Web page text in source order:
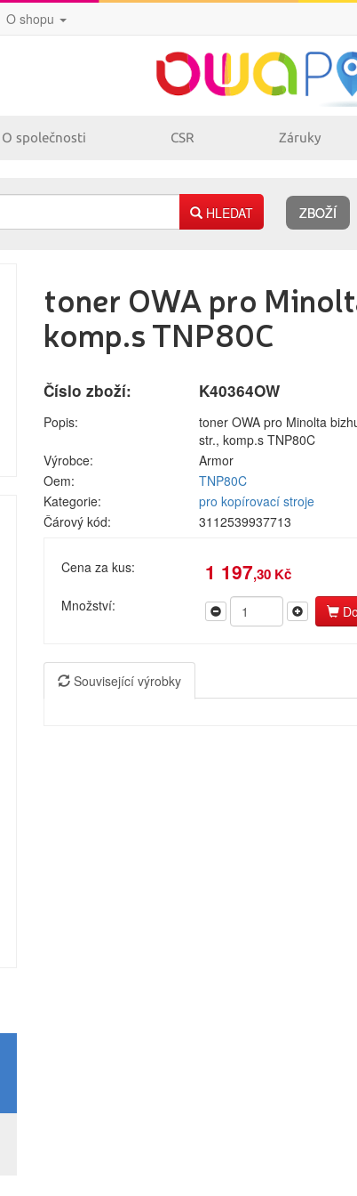
O shopu
O společnosti CSR Záruky
HLEDAT ZBOŽÍ
pro laserové
tiskárny
pro
tiskárny
pro inkoustové
tiskárny
toner OWA pro
komp.s TNP80C
Číslo zboží: K40364OW
Popis:
toner OWA pro Minolta
str., komp.s TNP80C
Výrobce:
Armor
Oem:
TNP80C
Kategorie:
pro kopírovací stroje
Čárový kód:
3112539937713
Cena za kus: 1 197,30 Kč
Množství:
Související výrobky